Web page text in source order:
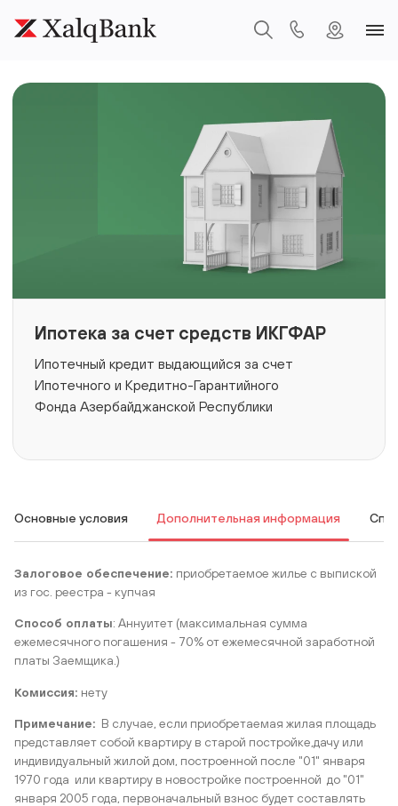
Ипотека за счет средств ИКГФАР
Ипотечный кредит выдающийся за счет
Ипотечного и Кредитно-Гарантийного
Фонда Азербайджанской Республики
Основные условия Дополнительная информация
Залоговое обеспечение: приобретаемое жилье с выпиской
из гос. реестра - купчая
Способ оплаты: Аннуитет (максимальная сумма
ежемесячного погашения - 70% от ежемесячной заработной
платы Заемщика.)
Комиссия: нету
Примечание: В случае, если приобретаемая жилая площадь
представляет собой квартиру в старой постройке,дачу или
индивидуальный жилой дом, построенной после "01" января
1970 года или квартиру в новостройке построенной до "01"
января 2005 года, первоначальный взнос будет составлять